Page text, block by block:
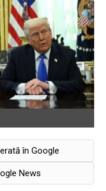
în Google
News